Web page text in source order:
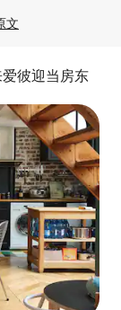
文
彼迎当房东